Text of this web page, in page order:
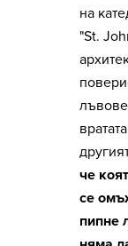
на
"St.
че
се
пипне